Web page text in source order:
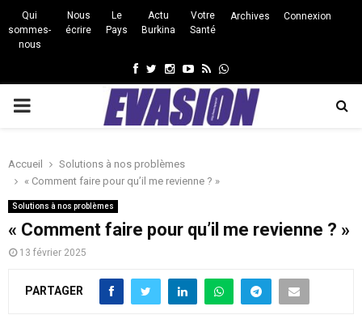
Qui
sommes-
nous
Nous
écrire
Le
Pays
Actu
Burkina
Votre
Santé
Archives Connexion
Facebook
Twitter
Instagram
Youtube
RssWhatsapp
PRIMARY
Accueil
Solutions à nos problèmes
« Comment faire pour qu’il me revienne ? »
Solutions à nos problèmes
« Comment faire pour qu’il me revienne ? »
13 février 2025
PARTAGER